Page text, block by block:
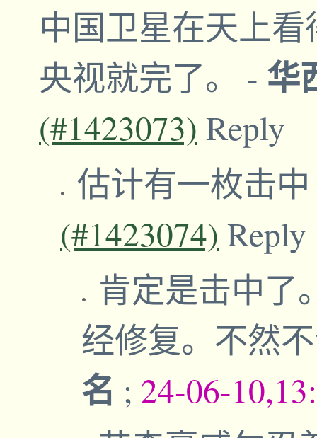
中国卫星在天上
央视就完了。 - 华
(#1423073) Reply
估计有一枚击
(#1423074) Reply
肯定是击中了
经修复。不然
名 ; 24-06-